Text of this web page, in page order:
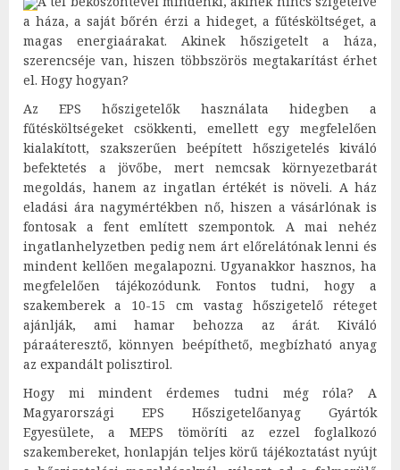
a háza, a saját bőrén érzi a hideget, a fűtésköltséget, a
magas energiaárakat. Akinek hőszigetelt a háza,
szerencséje van, hiszen többszörös megtakarítást érhet
el. Hogy hogyan?
Az EPS hőszigetelők használata hidegben a
fűtésköltségeket csökkenti, emellett egy megfelelően
kialakított, szakszerűen beépített hőszigetelés kiváló
befektetés a jövőbe, mert nemcsak környezetbarát
megoldás, hanem az ingatlan értékét is növeli. A ház
eladási ára nagymértékben nő, hiszen a vásárlónak is
fontosak a fent említett szempontok. A mai nehéz
ingatlanhelyzetben pedig nem árt előrelátónak lenni és
mindent kellően megalapozni. Ugyanakkor hasznos, ha
megfelelően tájékozódunk. Fontos tudni, hogy a
szakemberek a 10-15 cm vastag hőszigetelő réteget
ajánlják, ami hamar behozza az árát. Kiváló
páraáteresztő, könnyen beépíthető, megbízható anyag
az expandált polisztirol.
Hogy mi mindent érdemes tudni még róla? A
Magyarországi EPS Hőszigetelőanyag Gyártók
Egyesülete, a MEPS tömöríti az ezzel foglalkozó
szakembereket, honlapján teljes körű tájékoztatást nyújt